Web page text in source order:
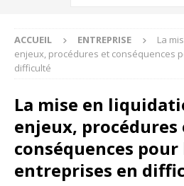
ACCUEIL ENTREPRISE
La
enjeux, procédures et conséquences
difficulté
La mise en
enjeux, procédures
conséquences pour
entreprises en